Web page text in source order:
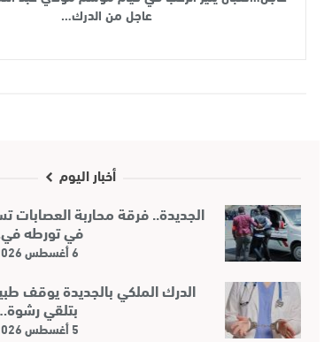
عاجل من الدرك…
أخبار اليوم
الجديدة.. فرقة محاربة العصابات
في تورطه
6 أغسطس 2026
الدرك الملكي بالجديدة يوقف
بتلقي
5 أغسطس 2026